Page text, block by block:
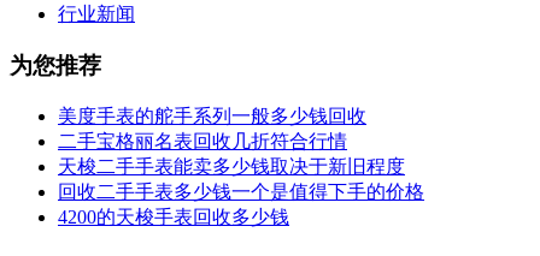
行业新闻
为您推荐
美度手表的舵手系列一般多少钱回收
二手宝格丽名表回收几折符合行情
天梭二手手表能卖多少钱取决于新旧程度
回收二手手表多少钱一个是值得下手的价格
4200的天梭手表回收多少钱